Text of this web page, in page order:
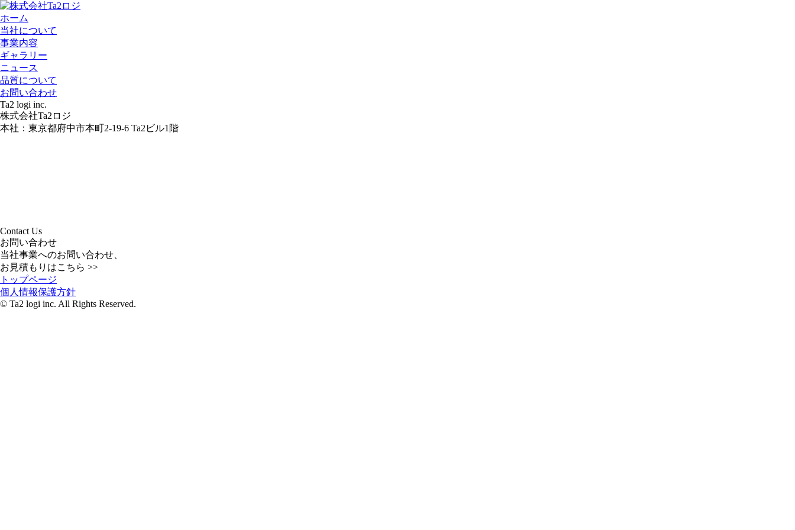
ホーム
当社について
事業内容
ギャラリー
ニュース
品質について
お問い合わせ
Ta2 logi inc.
株式会社Ta2ロジ
本社：東京都府中市本町2-19-6 Ta2ビル1階
Contact Us
お問い合わせ
当社事業へのお問い合わせ、
お見積もりはこちら >>
トップページ
個人情報保護方針
© Ta2 logi inc. All Rights Reserved.